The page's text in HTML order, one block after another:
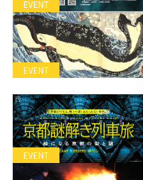
EVENT
EVENT
EVENT